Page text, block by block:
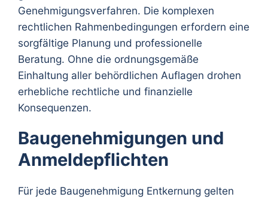
Genehmigungsverfahren. Die komplexen
rechtlichen Rahmenbedingungen erfordern eine
sorgfältige Planung und professionelle
Beratung. Ohne die ordnungsgemäße
Einhaltung aller behördlichen Auflagen drohen
erhebliche rechtliche und finanzielle
Konsequenzen.
Baugenehmigungen und
Anmeldepflichten
Für jede Baugenehmigung Entkernung gelten